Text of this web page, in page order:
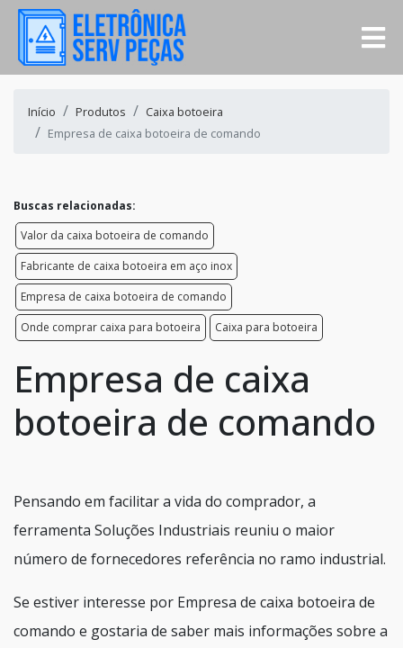
Início Produtos
Caixa botoeira
Empresa de caixa botoeira de comando
Buscas relacionadas:
Valor da caixa botoeira de comando
Fabricante de caixa botoeira em aço inox
Empresa de caixa botoeira de comando
Onde comprar caixa para botoeira
Caixa para botoeira
Empresa de caixa
botoeira de comando
Pensando em facilitar a vida do comprador, a
ferramenta Soluções Industriais reuniu o maior
número de fornecedores referência no ramo industrial.
Se estiver interesse por Empresa de caixa botoeira de
comando e gostaria de saber mais informações sobre a